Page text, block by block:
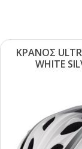
ΚΡΑΝΟΣ
WΗΙΤΕ